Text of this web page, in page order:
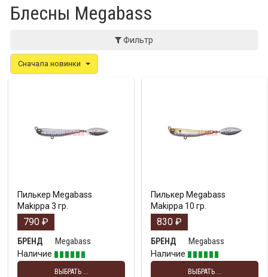
Блесны Megabass
Фильтр
Сначала новинки
Пилькер Megabass
Makippa 3 гр.
790 ₽
БРЕНД
Megabass
Наличие
ВЫБРАТЬ ...
Пилькер Megabass
Makippa 10 гр.
830 ₽
БРЕНД
Megabass
Наличие
ВЫБРАТЬ ...